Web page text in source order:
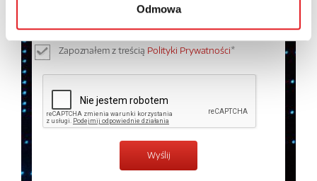
Odmowa
temat przetwarzania danych osobowych w
Zapoznałem z treścią Polityki Prywatności*